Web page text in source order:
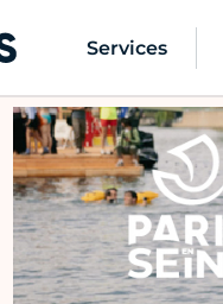
Services